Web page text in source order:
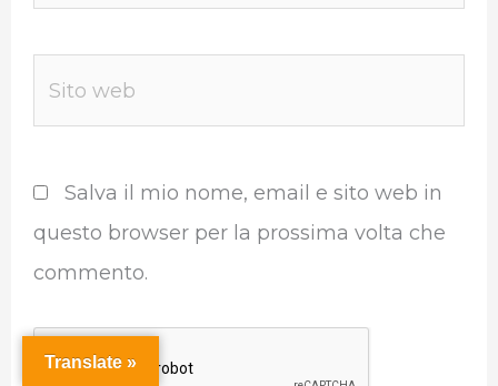
Salva il mio nome, email e sito web in
questo browser per la prossima volta che
commento.
Translate »